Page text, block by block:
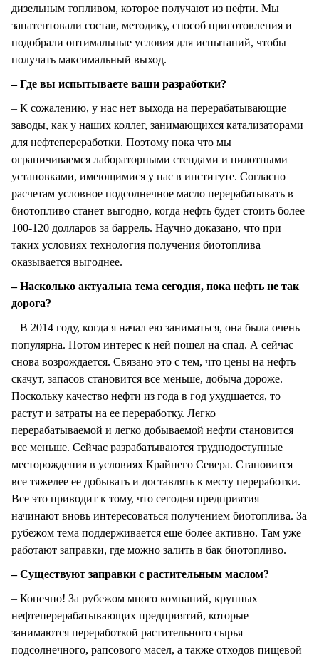
дизельным топливом, которое получают из нефти. Мы
запатентовали состав, методику, способ приготовления и
подобрали оптимальные условия для испытаний, чтобы
получать максимальный выход.
– Где вы испытываете ваши разработки?
– К сожалению, у нас нет выхода на перерабатывающие
заводы, как у наших коллег, занимающихся катализаторами
для нефтепереработки. Поэтому пока что мы
ограничиваемся лабораторными стендами и пилотными
установками, имеющимися у нас в институте. Согласно
расчетам условное подсолнечное масло перерабатывать в
биотопливо станет выгодно, когда нефть будет стоить более
100-120 долларов за баррель. Научно доказано, что при
таких условиях технология получения биотоплива
оказывается выгоднее.
– Насколько актуальна тема сегодня, пока нефть не так
дорога?
– В 2014 году, когда я начал ею заниматься, она была очень
популярна. Потом интерес к ней пошел на спад. А сейчас
снова возрождается. Связано это с тем, что цены на нефть
скачут, запасов становится все меньше, добыча дороже.
Поскольку качество нефти из года в год ухудшается, то
растут и затраты на ее переработку. Легко
перерабатываемой и легко добываемой нефти становится
все меньше. Сейчас разрабатываются труднодоступные
месторождения в условиях Крайнего Севера. Становится
все тяжелее ее добывать и доставлять к месту переработки.
Все это приводит к тому, что сегодня предприятия
начинают вновь интересоваться получением биотоплива. За
рубежом тема поддерживается еще более активно. Там уже
работают заправки, где можно залить в бак биотопливо.
– Существуют заправки с растительным маслом?
– Конечно! За рубежом много компаний, крупных
нефтеперерабатывающих предприятий, которые
занимаются переработкой растительного сырья –
подсолнечного, рапсового масел, а также отходов пищевой